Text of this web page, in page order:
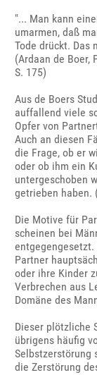
"... Man kann
umarmen, daß
Tode drückt. Das
(Ardaan de Boer,
S. 175)
Aus de Boers
auffallend viele
Opfer von
Auch an diesen
die Frage, ob er
oder ob ihm ein
untergeschoben
getrieben haben.
Die Motive für
scheinen bei
Partner
oder ihre Kinder
Verbrechen aus
Domäne des
Dieser plötzliche
übrigens häufig
Selbstzerstörung
die Zerstörung